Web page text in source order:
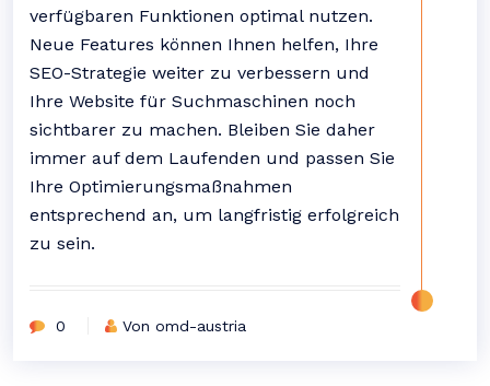
verfügbaren Funktionen optimal nutzen.
Neue Features können Ihnen helfen, Ihre
SEO-Strategie weiter zu verbessern und
Ihre Website für Suchmaschinen noch
sichtbarer zu machen. Bleiben Sie daher
immer auf dem Laufenden und passen Sie
Ihre Optimierungsmaßnahmen
entsprechend an, um langfristig erfolgreich
zu sein.
0 Von omd-austria